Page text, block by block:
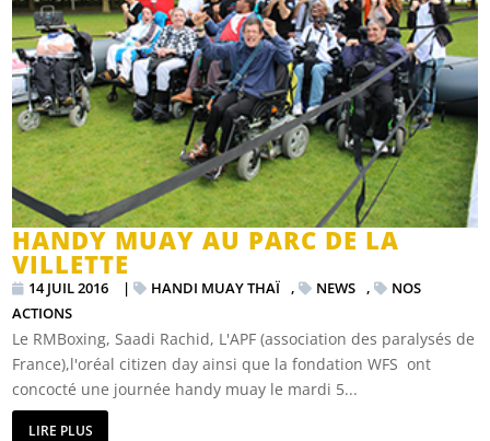
HANDY MUAY AU PARC DE LA
VILLETTE
14 JUIL 2016 | HANDI MUAY THAÏ , NEWS ,
NOS
ACTIONS
Le RMBoxing, Saadi Rachid, L'APF (association des paralysés de
France),l'oréal citizen day ainsi que la fondation WFS ont
concocté une journée handy muay le mardi 5...
LIRE PLUS